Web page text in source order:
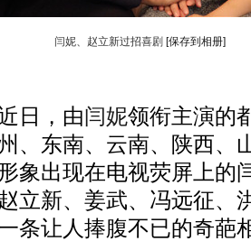
闫妮、赵立新过招喜剧 [保存到相册]
日，由闫妮领衔主演的
、东南、云南、陕西、
象出现在电视荧屏上的
立新、姜武、冯远征、
条让人捧腹不已的奇葩